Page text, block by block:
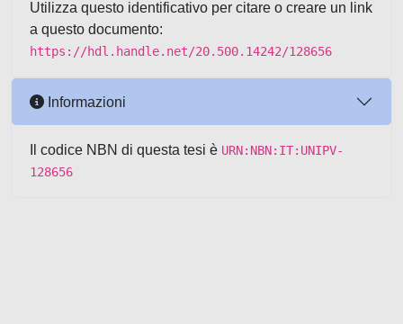
Utilizza questo identificativo per citare o creare un link
a questo documento:
https://hdl.handle.net/20.500.14242/128656
Informazioni
Il codice NBN di questa tesi è URN:NBN:IT:UNIPV-
128656